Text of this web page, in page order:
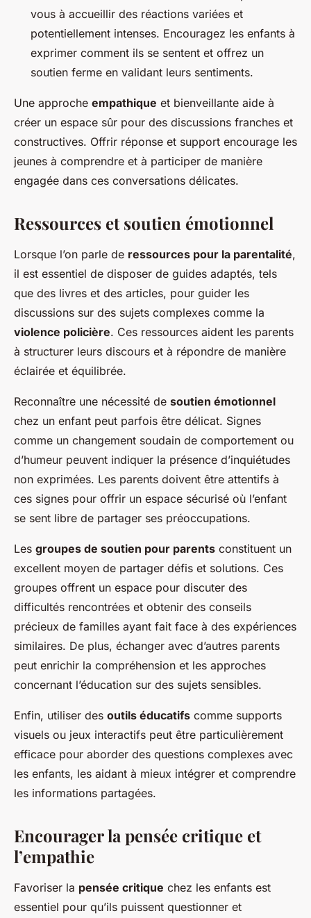
vous à accueillir des réactions variées et
potentiellement intenses. Encouragez les enfants à
exprimer comment ils se sentent et offrez un
soutien ferme en validant leurs sentiments.
Une approche empathique et bienveillante aide à
créer un espace sûr pour des discussions franches et
constructives. Offrir réponse et support encourage les
jeunes à comprendre et à participer de manière
engagée dans ces conversations délicates.
Ressources et soutien émotionnel
Lorsque l’on parle de ressources pour la parentalité,
il est essentiel de disposer de guides adaptés, tels
que des livres et des articles, pour guider les
discussions sur des sujets complexes comme la
violence policière. Ces ressources aident les parents
à structurer leurs discours et à répondre de manière
éclairée et équilibrée.
Reconnaître une nécessité de soutien émotionnel
chez un enfant peut parfois être délicat. Signes
comme un changement soudain de comportement ou
d’humeur peuvent indiquer la présence d’inquiétudes
non exprimées. Les parents doivent être attentifs à
ces signes pour offrir un espace sécurisé où l’enfant
se sent libre de partager ses préoccupations.
Les groupes de soutien pour parents constituent un
excellent moyen de partager défis et solutions. Ces
groupes offrent un espace pour discuter des
difficultés rencontrées et obtenir des conseils
précieux de familles ayant fait face à des expériences
similaires. De plus, échanger avec d’autres parents
peut enrichir la compréhension et les approches
concernant l’éducation sur des sujets sensibles.
Enfin, utiliser des outils éducatifs comme supports
visuels ou jeux interactifs peut être particulièrement
efficace pour aborder des questions complexes avec
les enfants, les aidant à mieux intégrer et comprendre
les informations partagées.
Encourager la pensée critique et
l’empathie
Favoriser la pensée critique chez les enfants est
essentiel pour qu’ils puissent questionner et